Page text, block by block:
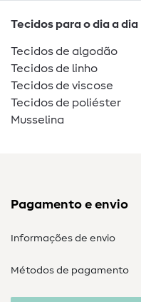
Tecidos para o dia a dia
Tecidos de algodão
Tecidos de linho
Tecidos de viscose
Tecidos de poliéster
Musselina
Pagamento e envio
Informações de envio
Métodos de pagamento